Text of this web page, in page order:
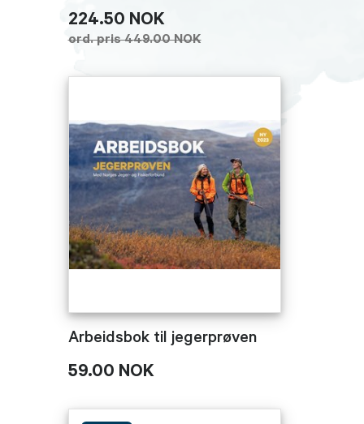
224.50 NOK
ord. pris 449.00 NOK
Arbeidsbok til jegerprøven
59.00 NOK